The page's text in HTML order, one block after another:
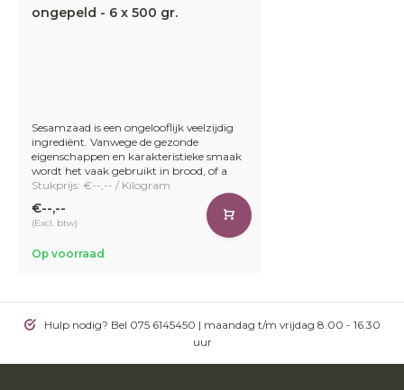
ongepeld - 6 x 500 gr.
Sesamzaad is een ongelooflijk veelzijdig
ingrediënt. Vanwege de gezonde
eigenschappen en karakteristieke smaak
wordt het vaak gebruikt in brood, of a
Stukprijs: €--,-- / Kilogram
€--,--
(Excl. btw)
Op voorraad
Hulp nodig? Bel 075 6145450 | maandag t/m vrijdag 8.00 - 16.30
uur